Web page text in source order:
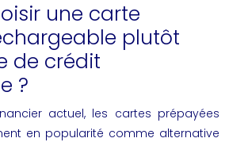
une carte
plutôt
de crédit
?
actuel, les cartes prépayées
en popularité comme alternative